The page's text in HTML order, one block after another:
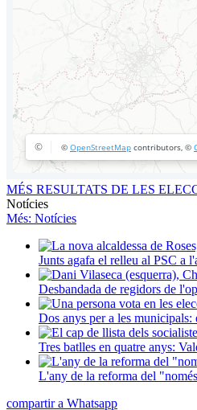
MÉS RESULTATS DE LES
Notícies
Més: Notícies
Junts agafa el relleu al PSC a
Desbandada de regidors de
Dos anys per a les municipals:
Tres batlles en quatre anys:
L'any de la reforma del
compartir a Whatsapp